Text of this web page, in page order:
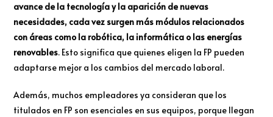
avance de la tecnología y la aparición de nuevas
necesidades, cada vez surgen más módulos relacionados
con áreas como la robótica, la informática o las energías
renovables. Esto significa que quienes eligen la FP pueden
adaptarse mejor a los cambios del mercado laboral.
Además, muchos empleadores ya consideran que los
titulados en FP son esenciales en sus equipos, porque llegan